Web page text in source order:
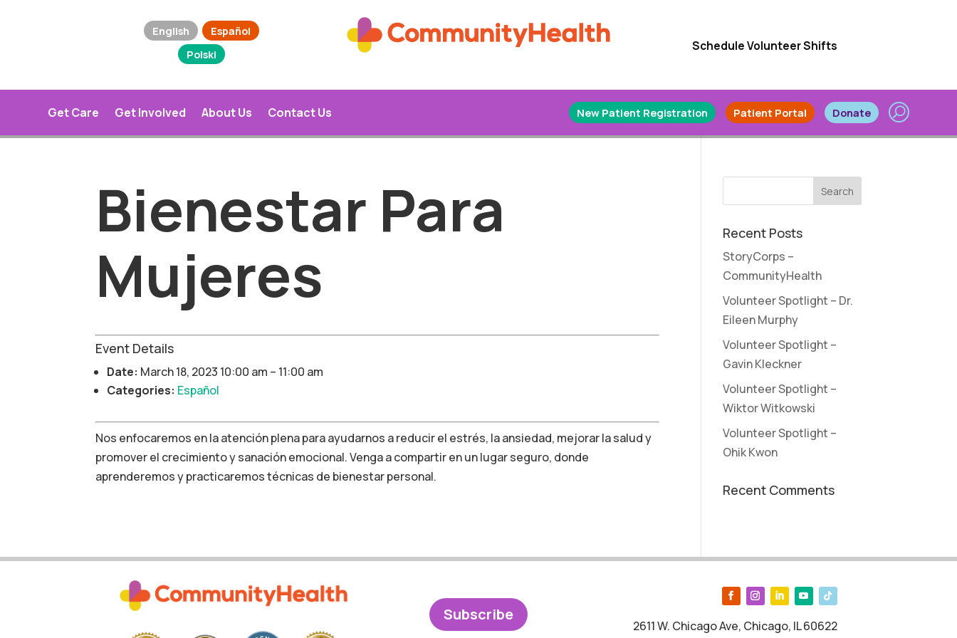
English
Español
Polski
Schedule Volunteer Shifts
Get Care Get Involved About Us Contact Us New Patient Registration Patient Portal Donate
Bienestar Para
Mujeres
Event Details
Date: March 18, 2023 10:00 am – 11:00 am
Categories: Español
Nos enfocaremos en la atención plena para ayudarnos a reducir el estrés, la ansiedad, mejorar la salud y
promover el crecimiento y sanación emocional.Venga a compartir en un lugar seguro, donde
aprenderemos y practicaremos técnicas de bienestar personal.
Recent Posts
StoryCorps –
CommunityHealth
Volunteer Spotlight – Dr.
Eileen Murphy
Volunteer Spotlight –
Gavin Kleckner
Volunteer Spotlight –
Wiktor Witkowski
Volunteer Spotlight –
Ohik Kwon
Recent Comments
Subscribe
2611 W. Chicago Ave, Chicago, IL 60622